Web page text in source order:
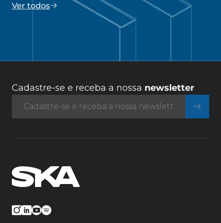
Ver todos
Cadastre-se e receba a nossa newsletter